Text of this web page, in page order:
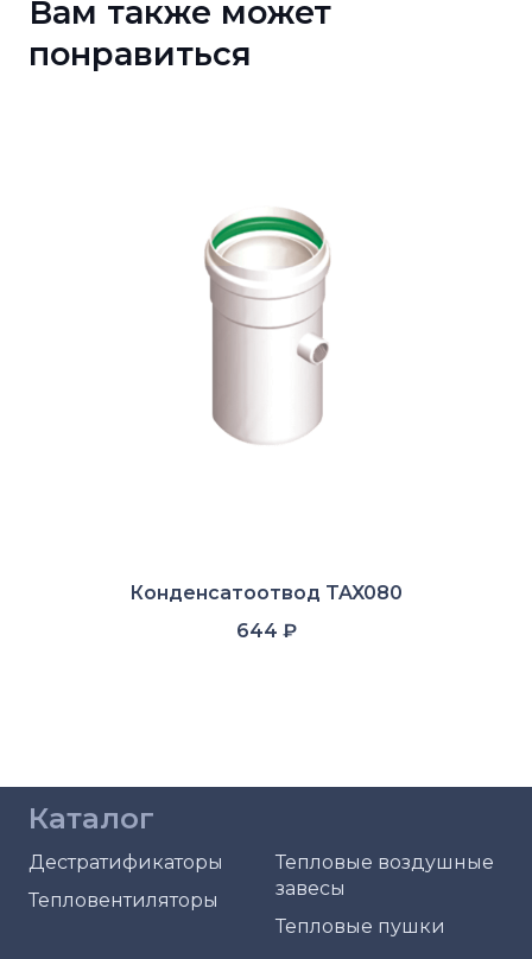
Вам также может
понравиться
Конденсатоотвод TAX080
644 ₽
Каталог
Дестратификаторы
Тепловентиляторы
Тепловые воздушные
завесы
Тепловые пушки